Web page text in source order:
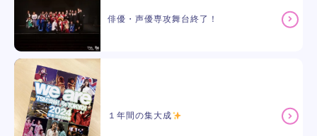
俳優・声優専攻舞台終了！
１年間の集大成